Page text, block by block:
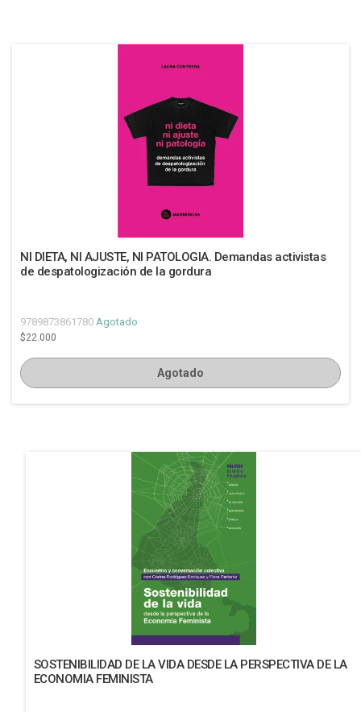
NI DIETA, NI AJUSTE, NI PATOLOGIA. Demandas activistas
de despatologización de la gordura
9789873861780 Agotado
$22.000
Agotado
SOSTENIBILIDAD DE LA VIDA DESDE LA PERSPECTIVA DE LA
ECONOMIA FEMINISTA